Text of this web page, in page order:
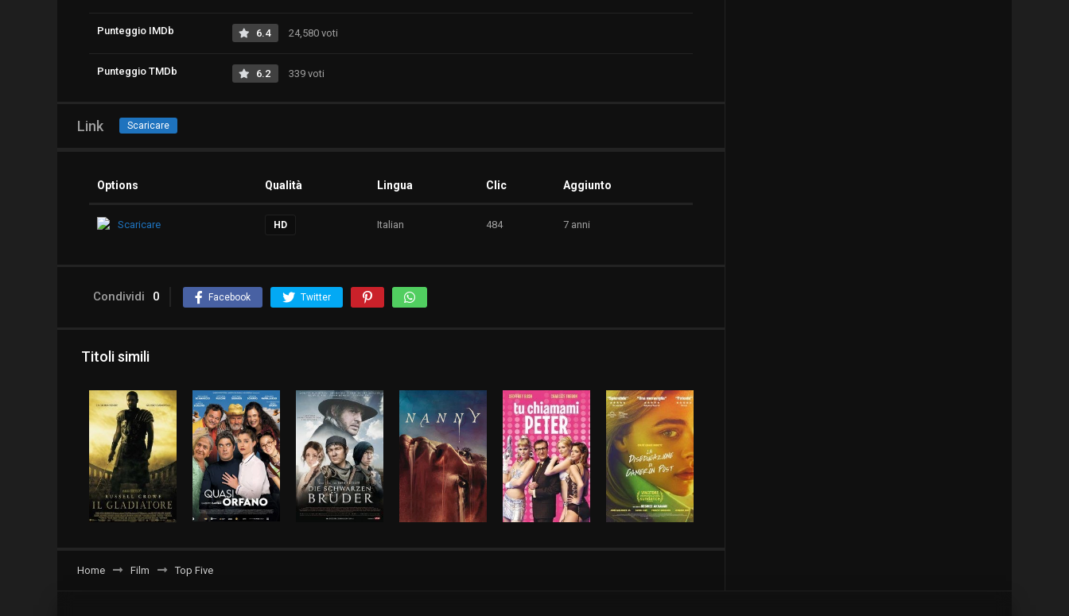
Punteggio IMDb 6.4 24,580 voti
Punteggio TMDb 6.2 339 voti
Link Scaricare
Options Qualità Lingua Clic Aggiunto
Scaricare HD Italian 484 7 anni
Condividi 0 Facebook Twitter
Titoli simili
Home Film Top Five